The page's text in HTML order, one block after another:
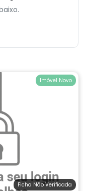
Ficha Não Verificada
Imóvel Novo